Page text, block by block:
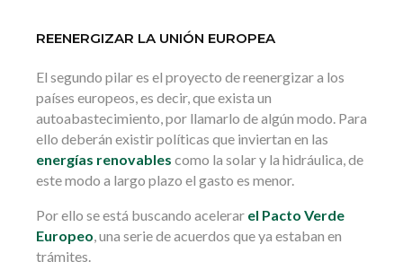
REENERGIZAR LA UNIÓN EUROPEA
El segundo pilar es el proyecto de reenergizar a los
países europeos, es decir, que exista un
autoabastecimiento, por llamarlo de algún modo. Para
ello deberán existir políticas que inviertan en las
energías renovables como la solar y la hidráulica, de
este modo a largo plazo el gasto es menor.
Por ello se está buscando acelerar el Pacto Verde
Europeo , una serie de acuerdos que ya estaban en
trámites.